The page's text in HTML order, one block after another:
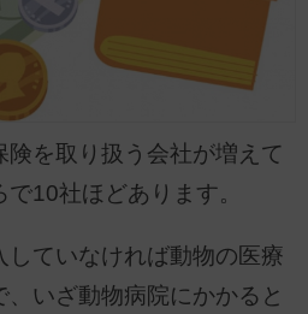
を取り扱う会社が増えて
10社ほどあります。
していなければ動物の医療
いざ動物病院にかかると